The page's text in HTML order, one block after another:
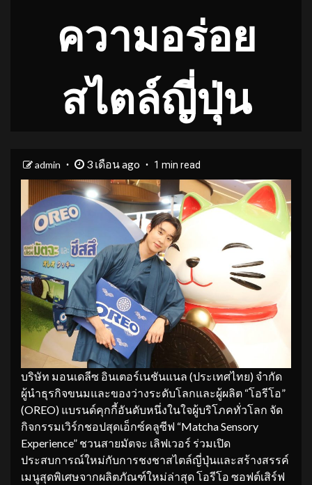
ความอร่อย
สไตล์ญี่ปุ่น
admin 3 เดือน ago 1 min read
บริษัท มอนเดลีซ อินเตอร์เนชันแนล (ประเทศไทย) จำกัด
ผู้นำธุรกิจขนมและของว่างระดับโลกและผู้ผลิต “โอรีโอ”
(OREO) แบรนด์คุกกี้อันดับหนึ่งในใจผู้บริโภคทั่วโลก จัด
กิจกรรมเวิร์กชอปสุดเอ็กซ์คลูซีฟ “Matcha Sensory
Experience” ชวนสายมัตจะ เลิฟเวอร์ ร่วมเปิด
ประสบการณ์ใหม่กับการชงชาสไตล์ญี่ปุ่นและสร้างสรรค์
เมนูสุดพิเศษจากผลิตภัณฑ์ใหม่ล่าสุด โอรีโอ ซอฟต์เสิร์ฟ